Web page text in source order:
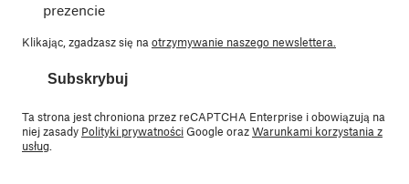
prezencie
Klikając, zgadzasz się na otrzymywanie naszego newslettera.
Subskrybuj
Ta strona jest chroniona przez reCAPTCHA Enterprise i obowiązują na
niej zasady Polityki prywatnościGoogle orazWarunkami korzystania z
usług